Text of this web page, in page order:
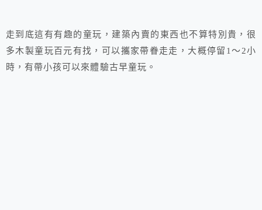
走到底這有有趣的童玩，建築內賣的東西也不算特別貴，很
多木製童玩百元有找，可以攜家帶眷走走，大概停留1～2小
時，有帶小孩可以來體驗古早童玩。